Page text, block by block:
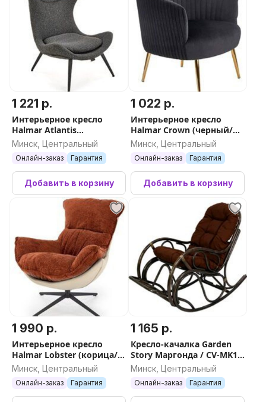
1 221 р.
Интерьерное кресло
Halmar Atlantis
(антрацит/черный)
Минск, Центральный
Онлайн-заказ Гарантия
Добавить в корзину
1 022 р.
Интерьерное кресло
Halmar Crown (черный/
золотой)
Минск, Центральный
Онлайн-заказ Гарантия
Добавить в корзину
1 990 р.
Интерьерное кресло
Halmar Lobster (корица/
черный)
Минск, Центральный
Онлайн-заказ Гарантия
1 165 р.
Кресло-качалка Garden
Story Маргонда / CV-MK17
(коричневый)
Минск, Центральный
Онлайн-заказ Гарантия